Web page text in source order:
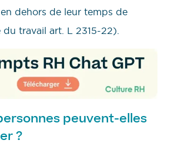
dehors de leur temps de
travail art. L 2315-22).
peuvent-elles
?